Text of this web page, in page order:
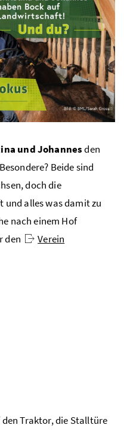
und Johannesden
Beide sind
doch die
alles was damit zu
nach einem Hof
den
Verein
Traktor, die Stalltüre